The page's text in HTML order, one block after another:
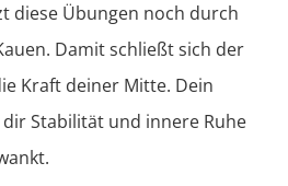
diese Übungen noch durch
Damit schließt sich der
Kraft deiner Mitte. Dein
Stabilität und innere Ruhe